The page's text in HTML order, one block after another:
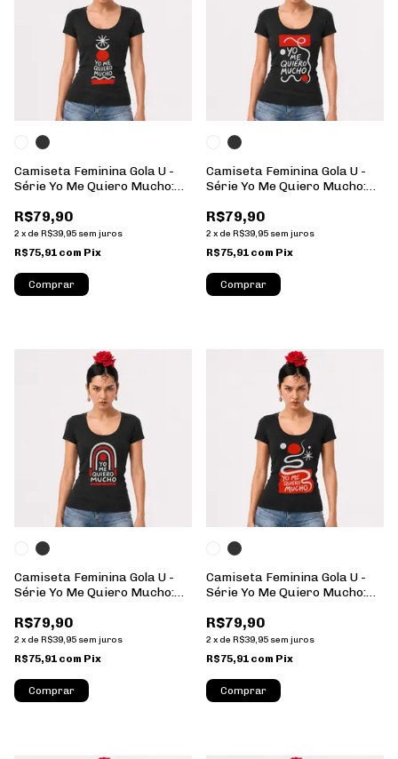
Camiseta Feminina Gola U -
Série Yo Me Quiero Mucho:
R$79,90
2 x de R$39,95 sem juros
R$75,91 com Pix
Comprar
Camiseta Feminina Gola U -
Série Yo Me Quiero Mucho:
R$79,90
2 x de R$39,95 sem juros
R$75,91 com Pix
Comprar
Camiseta Feminina Gola U -
Série Yo Me Quiero Mucho:
R$79,90
2 x de R$39,95 sem juros
R$75,91 com Pix
Comprar
Camiseta Feminina Gola U -
Série Yo Me Quiero Mucho:
R$79,90
2 x de R$39,95 sem juros
R$75,91 com Pix
Comprar